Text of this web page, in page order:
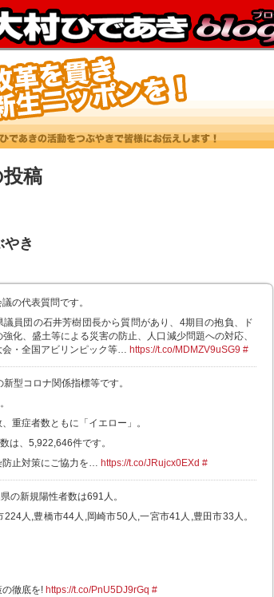
稿
き
の代表質問です。
員団の石井芳樹団長から質問があり、4期目の抱負、ド
化、盛土等による災害の防止、人口減少問題への対応、
会・全国アビリンピック等… https://t.co/MDMZV9uSG9 #
型コロナ関係指標等です。
重症者数ともに「イエロー」。
は、5,922,646件です。
防止対策にご協力を… https://t.co/JRujcx0EXd #
の新規陽性者数は691人。
人,豊橋市44人,岡崎市50人,一宮市41人,豊田市33人。
徹底を! https://t.co/PnU5DJ9rGq #